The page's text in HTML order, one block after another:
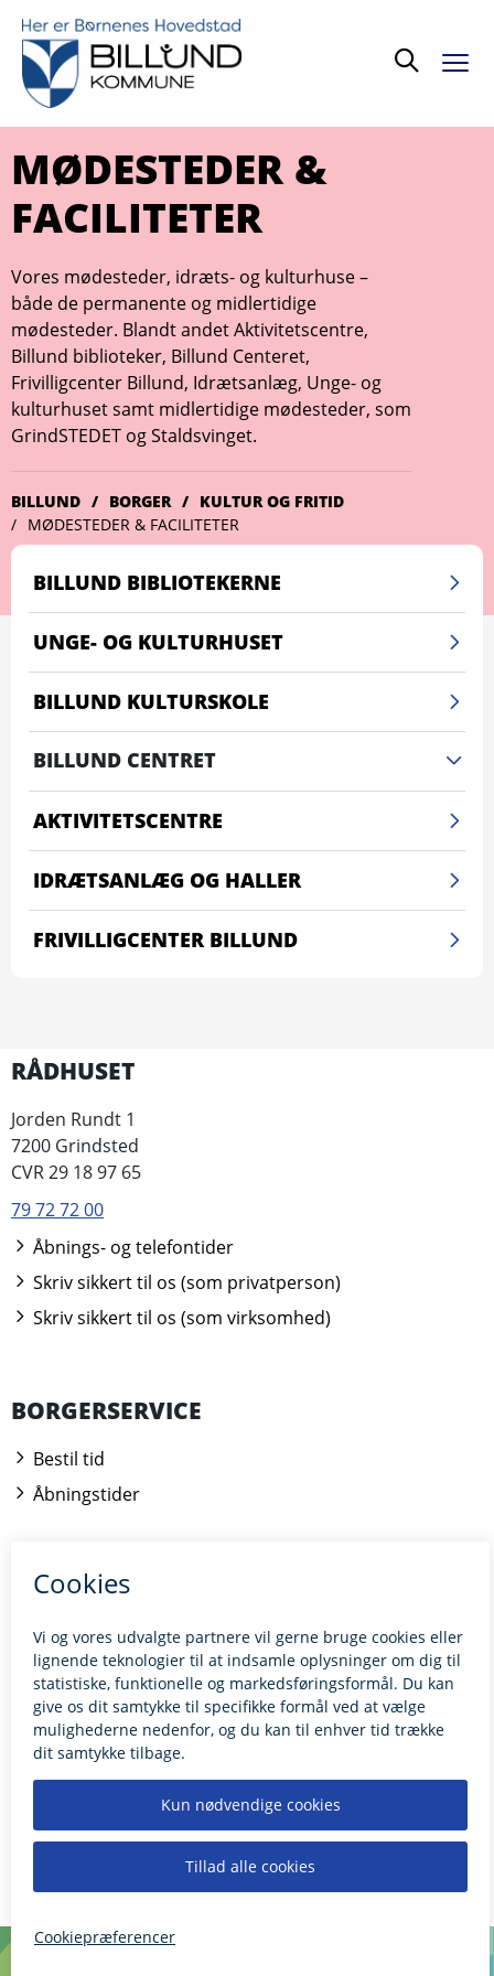
Søg
MØDESTEDER &
FACILITETER
Vores mødesteder, idræts- og kulturhuse –
både de permanente og midlertidige
mødesteder. Blandt andet Aktivitetscentre,
Billund biblioteker, Billund Centeret,
Frivilligcenter Billund, Idrætsanlæg, Unge- og
kulturhuset samt midlertidige mødesteder, som
GrindSTEDET og Staldsvinget.
BILLUND BORGER
KULTUR OG FRITID
MØDESTEDER & FACILITETER
BILLUND BIBLIOTEKERNE
UNGE- OG KULTURHUSET
BILLUND KULTURSKOLE
BILLUND CENTRET
AKTIVITETSCENTRE
IDRÆTSANLÆG OG HALLER
FRIVILLIGCENTER BILLUND
RÅDHUSET
Jorden Rundt 1
7200 Grindsted
CVR 29 18 97 65
79 72 72 00
Åbnings- og telefontider
Skriv sikkert til os (som privatperson)
Skriv sikkert til os (som virksomhed)
BORGERSERVICE
Bestil tid
Åbningstider
BILLUND.DK
Tilgængelighedserklæring
Giv feedback til hjemmesiden